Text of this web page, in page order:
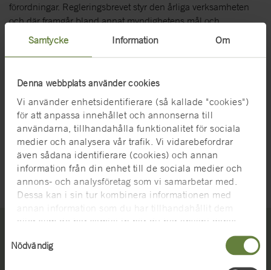
Samtycke Information Om
Denna webbplats använder cookies
Vi använder enhetsidentifierare (så kallade "cookies")
för att anpassa innehållet och annonserna till
användarna, tillhandahålla funktionalitet för sociala
medier och analysera vår trafik. Vi vidarebefordrar
även sådana identifierare (cookies) och annan
information från din enhet till de sociala medier och
annons- och analysföretag som vi samarbetar med.
Dessa kan i sin tur kombinera informationen med
annan information som du har tillhandahållit dem
eller som de har samlat in när du har använt deras
Nödvändig
förordningar. Regleringsbrevet styr den årliga verksamheten
och där framgår bland annat myndighetens mål och
återrapporteringskrav, finansiering och utbetalningsplan.
Förordning (2025:1519) med instruktion för Statens
webbplats)
Regleringsbrev för budgetåret 2026 avseende Statens
museer för maritim-, transport- och försvarshistoria (extern
webbplats)
Senast uppdaterad 2026-01-30